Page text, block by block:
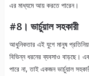
এর মাধ্যমে আয় করতে পারেন।
#8। ভার্চুয়াল সহকারী
আধুনিকতার এই যুগে মানুষ
বিভিন্ন ধরনের ব্যবসাও বাড়ছে।
পারে না, তাই একজন ভার্চুয়াল